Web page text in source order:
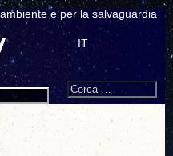
e per la salvaguardia
IT
Search
Cerca: